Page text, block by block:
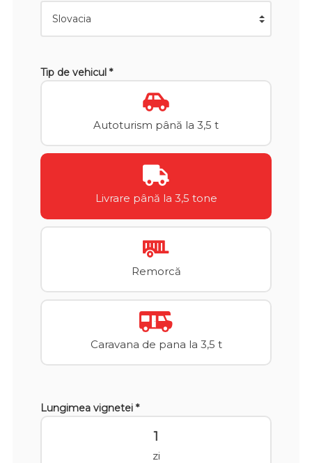
Tip de vehicul *
Autoturism până la 3,5 t
Livrare până la 3,5 tone
Remorcă
Caravana de pana la 3,5 t
Lungimea vignetei *
1
zi